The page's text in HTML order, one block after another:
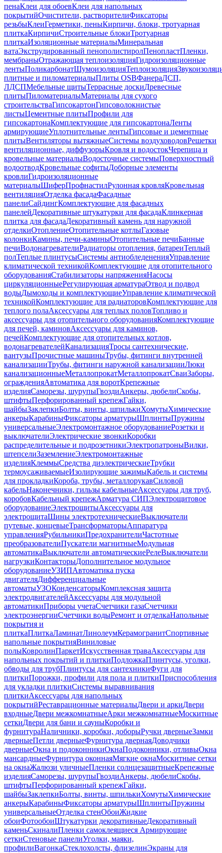
пенаКлеи для обоевКлеи для напольных
покрытийОчистители, растворителиФиксаторы
резьбыКлеиГерметики, пеныКирпичи, блоки, тротуарная
плиткаКирпичиСтроительные блокиТротуарная
плиткаИзоляционные материалыМинеральная
ватаЭкструдированный пенополистиролПенопластПленки,
мембраныОтражающая теплоизоляцияГидроизоляционные
лентыПоликарбонатШумоизоляцияТеплоизоляция
плитные и пиломатериалыПлиты OSBФанераДСП,
ЛДСПМебельные щитыТеррасные доскиДревесные
плитыПиломатериалыМатериалы для сухого
строительстваГипсокартонГипсоволокнистые
листыЦементные плитыПрофили для
гипсокартонаКомплектующие для гипсокартонаЛенты
армирующиеУплотнительные лентыГипсовые и цементные
плитыВентиляторы вытяжныеСистемы воздуховодовРешетки
вентиляционные, диффузорыКровля и водостокЧерепица и
кровельные материалыВодосточные системыПоверхностный
водоотводКровельные софитыДоборные элементы
кровлиГидроизоляционные
материалыШиферПрофнастилРулонная кровляКровельная
вентиляцияОтделка фасадаФасадные
панелиСайдингКомплектующие для фасадных
панелейДекоративные штукатурки для фасадаКлинкерная
плитка для фасадаДекоративный камень для наружной
отделкиОтоплениеОтопительные котлыГазовые
колонкиКамины, печи-каминыОтопительные печиБанные
печиВодонагревателиРадиаторы отопления, батареиТеплый
полТеплые плинтусыСистемы антиобледененияУправление
климатической техникойКомплектующие для отопительного
оборудованияСтабилизаторы напряженияНасосы
циркуляционныеРегулирующая арматураОтвод и подвод
водыДымоходы и комплектующиеУправление климатической
техникойКомплектующие для радиаторовКомплектующие для
теплого полаАксессуары для теплых половТопливо и
аксессуары для отопительного оборудованияКомплектующие
для печей, каминовАксессуары для каминов,
печейКомплектующие для отопительных котлов,
водонагревателейКанализацияТросы сантехнические,
вантузыПрочистные машиныТрубы, фитинги внутренней
канализацииТрубы, фитинги наружной канализацииЛюки
канализационныеМеталлопрокатМеталлопрокатСваиЗаборы,
огражденияАвтоматика для воротКрепежные
изделияСаморезы, шурупыГвоздиАнкеры, дюбелиСкобы,
штифтыПерфорированный крепежГайки,
шайбыЗаклепкиБолты, винты, шпилькиХомутыХимические
анкерыКарабиныФиксаторы арматурыШплинтыПружины
универсальныеЭлектромонтажное оборудованиеРозетки и
выключателиЭлектрические звонкиКоробки
распределительные и подрозетникиЭлектропатроныВилки,
штепселиЗаземлениеЭлектромонтажные
изделияКлеммыСредства диэлектрическиеТрубки
термоусаживаемыеИзолирующие зажимыКабель и системы
для прокладкиКороба, трубы, металлорукавСиловой
кабельНаконечники, гильзы кабельныеАксессуары для труб,
коробовКабельный крепежАрматура СИПЭлектрощитовое
оборудованиеЭлектрощитыАксессуары для
электрощитаШины электротехническиеВыключатели
путевые, концевыеТрансформаторыАппаратура
управленияРубильникиПредохранителиЧастотные
преобразователиПускатели магнитныеМодульная
автоматикаВыключатели автоматическиеРелеВыключатели
нагрузкиКонтакторыДополнительное модульное
оборудованиеУЗИПАвтоматика пуска
двигателяДифференциальные
автоматыУЗОКонденсаторыКомплексная защита
электродвигателейАксессуары для модульной
автоматикиПриборы учетаСчетчики газаСчетчики
электроэнергииСчетчики водыРемонт и отделкаНапольные
покрытия и
плиткаПлиткаЛаминатЛинолеумКерамогранитСпортивные
напольные покрытияВиниловые
полыКовролинПаркетИскусственная траваАксессуары для
напольных покрытий и плиткиПодложкаПлинтусы, уголки,
обводы для трубПлинтусы для сантехникиФуги для
плиткиПорожки, профили для пола и плиткиПриспособления
для укладки плиткиСистемы выравнивания
плиткиАксессуары для напольных
покрытийРеставрационные материалыДвери и аркиДвери
входныеДвери межкомнатныеАрки межкомнатныеМоскитные
сеткиДвери для бани и сауныКоробки и
фурнитураНаличники, коробки, доборыРучки дверныеЗамки
дверныеПетли дверныеФурнитура двернаяДоводчики
дверныеОкна и подоконникиОкнаПодоконники, отливыОкна
мансардныеФурнитура оконнаяМягкие окнаМоскитные сетки
на окнаЖалюзи уличныеПленки солнцезащитныеКрепежные
изделияСаморезы, шурупыГвоздиАнкеры, дюбелиСкобы,
штифтыПерфорированный крепежГайки,
шайбыЗаклепкиБолты, винты, шпилькиХомутыХимические
анкерыКарабиныФиксаторы арматурыШплинтыПружины
универсальныеОтделка стенОбоиЖидкие
обоиФотообоиШтукатурки декоративныеДекоративный
каменьСкиналиПленки самоклеящиеся Армирующие
сеткиСтеновые панелиУголки, маяки,
профилиВагонкаСтеклохолсты, флизелинЭкраны для